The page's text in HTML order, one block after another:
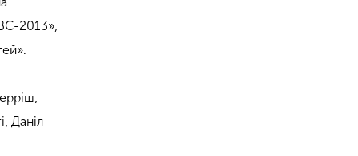
2013»,
Даніл